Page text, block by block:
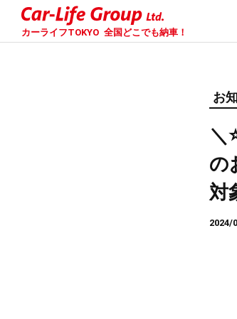
カーライフTOKYO 全国どこでも納車！
お
＼
の
対
2024/